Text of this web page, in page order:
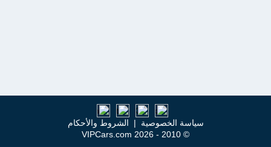
سياسة الخصوصية |
الشروط والأحكام
© 2010 - 2026 VIPCars.com